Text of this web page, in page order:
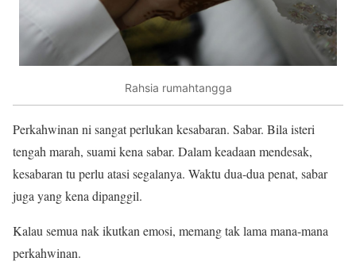
Rahsia rumahtangga
Perkahwinan ni sangat perlukan kesabaran. Sabar. Bila isteri
tengah marah, suami kena sabar. Dalam keadaan mendesak,
kesabaran tu perlu atasi segalanya. Waktu dua-dua penat, sabar
juga yang kena dipanggil.
Kalau semua nak ikutkan emosi, memang tak lama mana-mana
perkahwinan.